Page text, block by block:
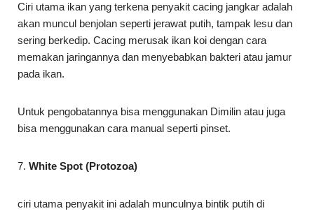
Ciri utama ikan yang terkena penyakit cacing jangkar adalah
akan muncul benjolan seperti jerawat putih, tampak lesu dan
sering berkedip. Cacing merusak ikan koi dengan cara
memakan jaringannya dan menyebabkan bakteri atau jamur
pada ikan.
Untuk pengobatannya bisa menggunakan Dimilin atau juga
bisa menggunakan cara manual seperti pinset.
7. White Spot (Protozoa)
ciri utama penyakit ini adalah munculnya bintik putih di